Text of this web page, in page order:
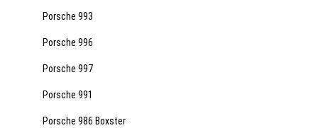
Porsche 993
Porsche 996
Porsche 997
Porsche 991
Porsche 986 Boxster